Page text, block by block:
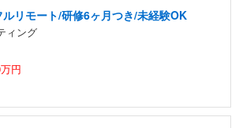
リモート/研修6ヶ月つき/未経験OK
ィング
円